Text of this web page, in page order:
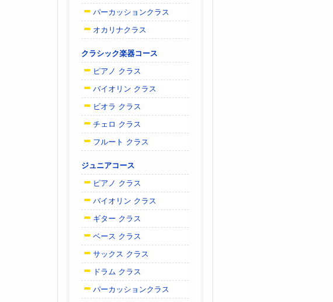
パーカッションクラス
オカリナクラス
クラシック楽器コース
ピアノ クラス
バイオリン クラス
ビオラ クラス
チェロ クラス
フルート クラス
ジュニアコース
ピアノ クラス
バイオリン クラス
ギター クラス
ベース クラス
サックス クラス
ドラム クラス
パーカッションクラス